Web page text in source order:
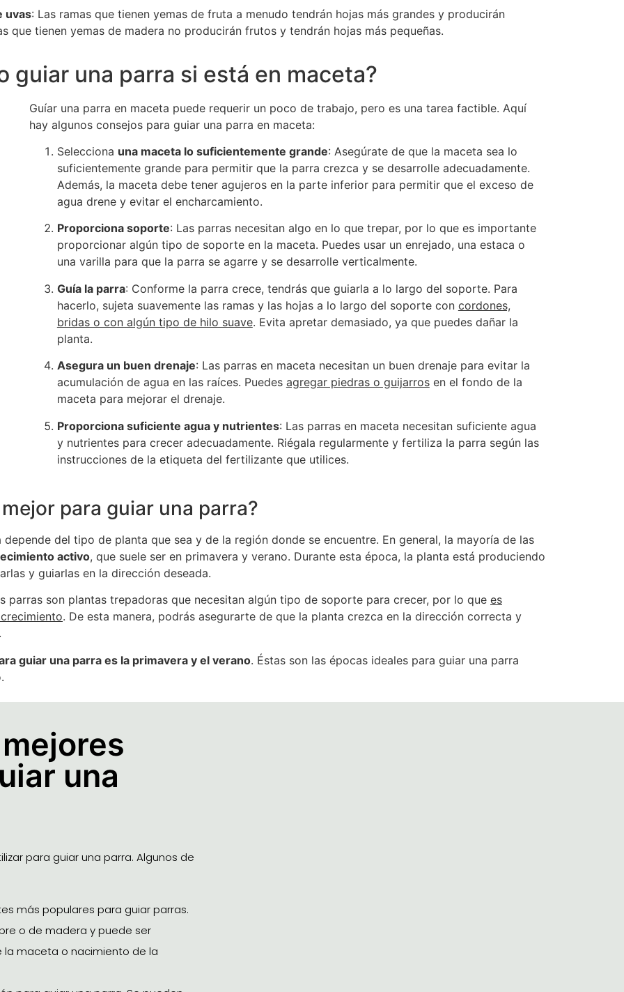
uvas: Las ramas que tienen yemas de fruta a menudo tendrán hojas más grandes y producirán
que tienen yemas de madera no producirán frutos y tendrán hojas más pequeñas.
guiar una parra si está en maceta?
Guíar una parra en maceta puede requerir un poco de trabajo, pero es una tarea factible. Aquí
hay algunos consejos para guiar una parra en maceta:
Selecciona una maceta lo suficientemente grande: Asegúrate de que la maceta sea lo
suficientemente grande para permitir que la parra crezca y se desarrolle adecuadamente.
Además, la maceta debe tener agujeros en la parte inferior para permitir que el exceso de
agua drene y evitar el encharcamiento.
Proporciona soporte: Las parras necesitan algo en lo que trepar, por lo que es importante
proporcionar algún tipo de soporte en la maceta. Puedes usar un enrejado, una estaca o
una varilla para que la parra se agarre y se desarrolle verticalmente.
Guía la parra: Conforme la parra crece, tendrás que guiarla a lo largo del soporte. Para
hacerlo, sujeta suavemente las ramas y las hojas a lo largo del soporte con cordones,
bridas o con algún tipo de hilo suave. Evita apretar demasiado, ya que puedes dañar la
planta.
Asegura un buen drenaje: Las parras en maceta necesitan un buen drenaje para evitar la
acumulación de agua en las raíces. Puedes agregar piedras o guijarrosen el fondo de la
maceta para mejorar el drenaje.
Proporciona suficiente agua y nutrientes: Las parras en maceta necesitan suficiente agua
y nutrientes para crecer adecuadamente. Riégala regularmente y fertiliza la parra según las
instrucciones de la etiqueta del fertilizante que utilices.
para guiar una parra?
del tipo de planta que sea y de la región donde se encuentre. En general, la mayoría de las
activo, que suele ser en primavera y verano. Durante esta época, la planta está produciendo
y guiarlas en la dirección deseada.
parras son plantas trepadoras que necesitan algún tipo de soporte para crecer, por lo que es
. De esta manera, podrás asegurarte de que la planta crezca en la dirección correcta y
guiar una parra es la primavera y el verano. Éstas son las épocas ideales para guiar una parra
una
para guiar una parra. Algunos de
más populares para guiar parras.
o de madera y puede ser
maceta o nacimiento de la